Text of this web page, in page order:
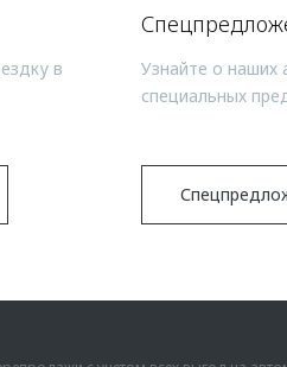
в
Узнайте о наших
специальных